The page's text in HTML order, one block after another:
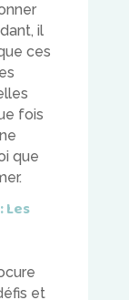
il
ces
fois
que
Les
et